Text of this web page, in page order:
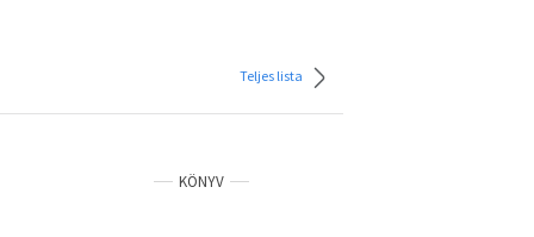
Teljes lista
KÖNYV